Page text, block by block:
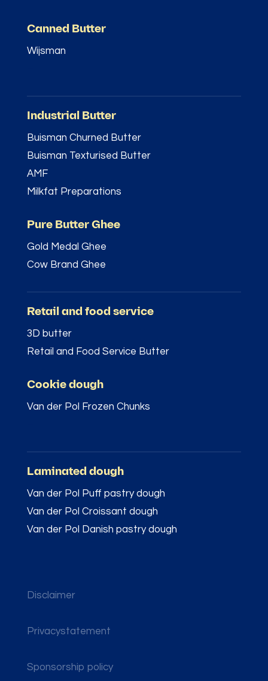
Canned Butter
Wijsman
Industrial Butter
Buisman Churned Butter
Buisman Texturised Butter
AMF
Milkfat Preparations
Pure Butter Ghee
Gold Medal Ghee
Cow Brand Ghee
Retail and food service
3D butter
Retail and Food Service Butter
Cookie dough
Van der Pol Frozen Chunks
Laminated dough
Van der Pol Puff pastry dough
Van der Pol Croissant dough
Van der Pol Danish pastry dough
Disclaimer
Privacystatement
Sponsorship policy